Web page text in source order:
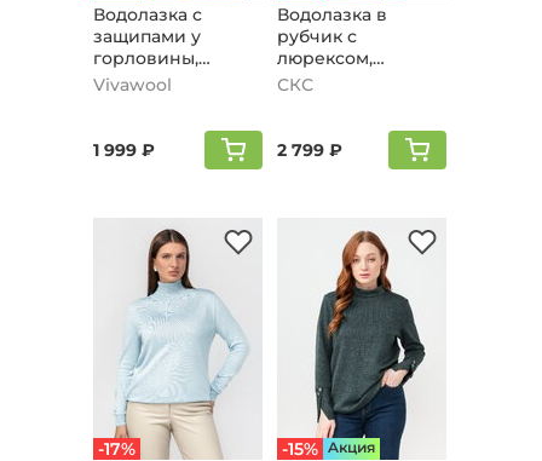
Водолазка с
защипами у
горловины,
красный
Vivawool
1 999 ₽
Водолазка в
рубчик с
люрексом,
персиковый,
СКС
2 799 ₽
-17%
-15% Aкция